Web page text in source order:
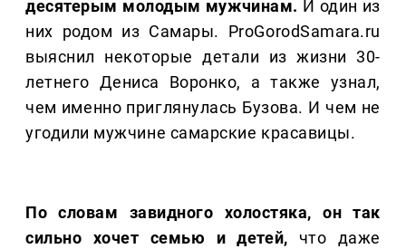
десятерым молодым мужчинам. И один из
них родом из Самары. ProGorodSamara.ru
выяснил некоторые детали из жизни 30-
летнего Дениса Воронко, а также узнал,
чем именно приглянулась Бузова. И чем не
угодили мужчине самарские красавицы.
По словам завидного холостяка, он так
сильно хочет семью и детей, что даже